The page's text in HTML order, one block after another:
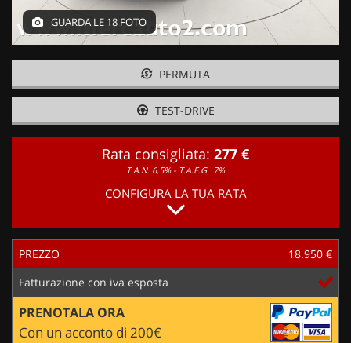
GUARDA LE 18 FOTO
PERMUTA
TEST-DRIVE
Rata consigliata: 277 €
T.A.N. 6,5% - T.A.E.G. 7%
CONFIGURA LA TUA RATA
PREZZO
18.950 €
Fatturazione con iva esposta
PRENOTALA ORA
Con un acconto di 200€